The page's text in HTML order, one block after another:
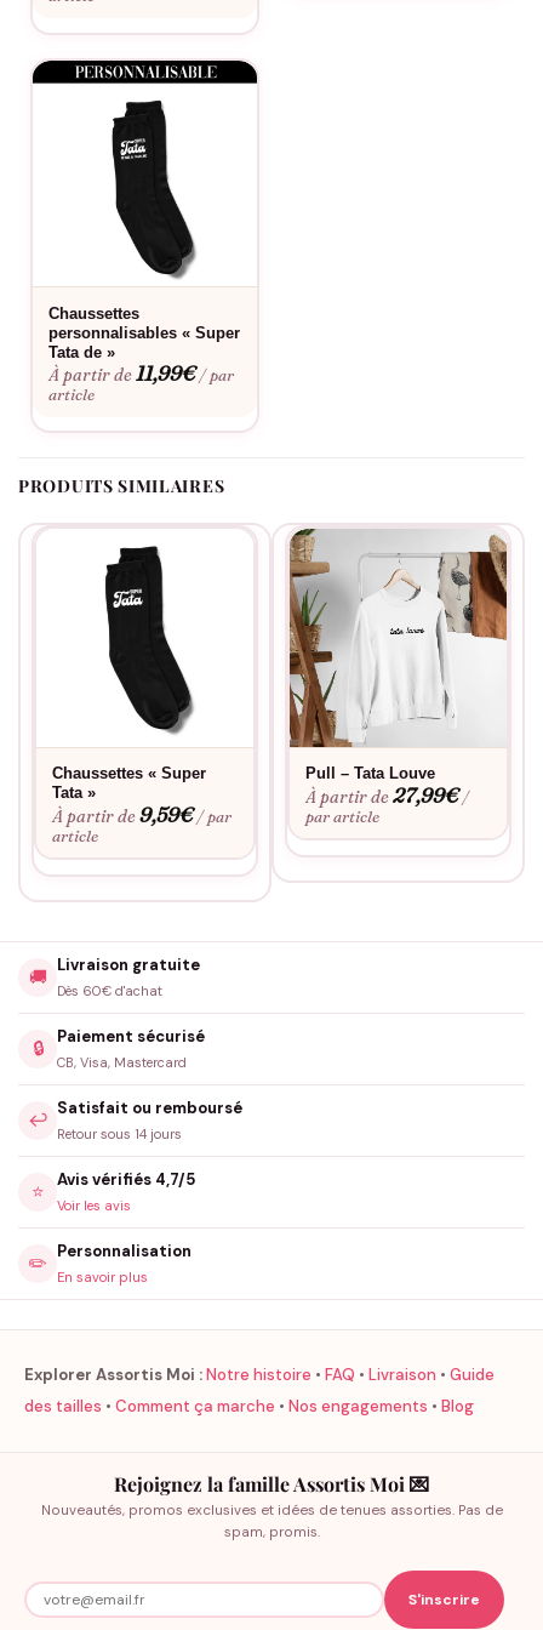
Anniversaires de tata, fête des mères, cadeaux de naissance,
retrouvailles familiales ou simplement pour faire plaisir à cette
Consultez notre guide des tailles
Envie d’une touche personnelle ? Découvrez notre
personnalisation
. Le prix indiqué correspond à une paire de
chaussettes. Lavage en machine à 40°C maximum, privilégiez
le lavage à la main pour préserver l’impression plus longtemps.
Chaussettes
personnalisables « Super
Tata de »
À partir de11,99€ / par
article
PRODUITS SIMILAIRES
Chaussettes « Super
Tata »
À partir de9,59€ / par
article
Pull – Tata Louve
À partir de27,99€ /
par article
🚚
Livraison gratuite
Dès 60€ d'achat
🔒
Paiement sécurisé
CB, Visa, Mastercard
↩️
Satisfait ou remboursé
Retour sous 14 jours
⭐
Avis vérifiés 4,7/5
Voir les avis
✏️
Personnalisation
En savoir plus
Explorer Assortis Moi :Notre histoire • FAQ • Livraison • Guide
des tailles • Comment ça marche • Nos engagements • Blog
Rejoignez la famille Assortis Moi 💌
Nouveautés, promos exclusives et idées de tenues assorties. Pas de
spam, promis.